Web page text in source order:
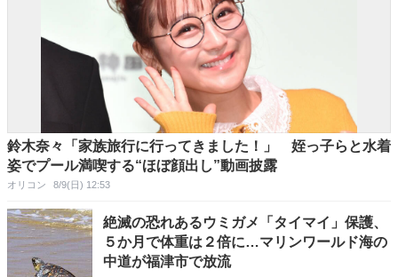
鈴木奈々「家族旅行に行ってきました！」 姪っ子らと水着
姿でプール満喫する“ほぼ顔出し”動画披露
オリコン 8/9(日) 12:53
絶滅の恐れあるウミガメ「タイマイ」保護、
５か月で体重は２倍に…マリンワールド海の
中道が福津市で放流